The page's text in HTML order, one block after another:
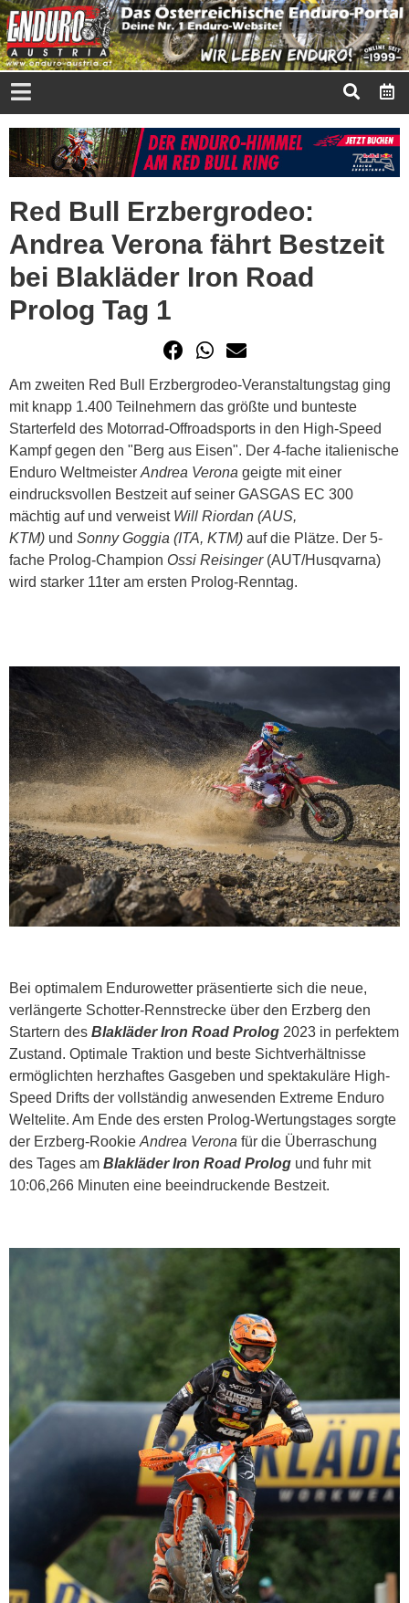
Red Bull Erzbergrodeo:
Andrea Verona fährt Bestzeit
bei Blakläder Iron Road
Prolog Tag 1
Am zweiten Red Bull Erzbergrodeo-Veranstaltungstag ging
mit knapp 1.400 Teilnehmern das größte und bunteste
Starterfeld des Motorrad-Offroadsports in den High-Speed
Kampf gegen den "Berg aus Eisen". Der 4-fache italienische
Enduro Weltmeister Andrea Verona geigte mit einer
eindrucksvollen Bestzeit auf seiner GASGAS EC 300
mächtig auf und verweist Will Riordan (AUS,
KTM) und Sonny Goggia (ITA, KTM) auf die Plätze. Der 5-
fache Prolog-Champion Ossi Reisinger(AUT/Husqvarna)
wird starker 11ter am ersten Prolog-Renntag.
Bei optimalem Endurowetter präsentierte sich die neue,
verlängerte Schotter-Rennstrecke über den Erzberg den
Startern des Blakläder Iron Road Prolog 2023 in perfektem
Zustand. Optimale Traktion und beste Sichtverhältnisse
ermöglichten herzhaftes Gasgeben und spektakuläre High-
Speed Drifts der vollständig anwesenden Extreme Enduro
Weltelite. Am Ende des ersten Prolog-Wertungstages sorgte
der Erzberg-RookieAndrea Verona für die Überraschung
des Tages am Blakläder Iron Road Prolog und fuhr mit
10:06,266 Minuten eine beeindruckende Bestzeit.